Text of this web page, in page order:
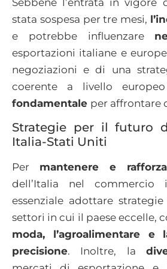
stata sospesa per tre mesi,
e potrebbe influenzare
esportazioni italiane e
negoziazioni e di una
coerente a livello
fondamentale per affrontare
Strategie per il futuro
Italia-Stati Uniti
Per mantenere e
dell’Italia nel commercio
essenziale adottare
settori in cui il paese eccelle,
moda, l’agroalimentare e
precisione. Inoltre, la